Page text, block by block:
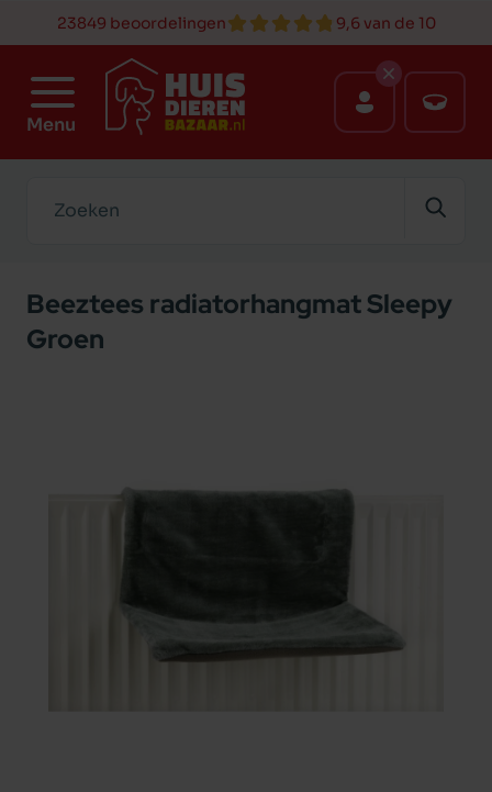
23849 beoordelingen 9,6 van de 10
Menu
Beeztees radiatorhangmat Sleepy
Groen